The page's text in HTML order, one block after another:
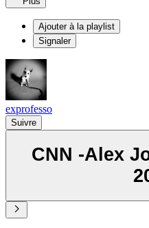
Ajouter à la playlist
Signaler
exprofesso
Suivre
CNN -Alex